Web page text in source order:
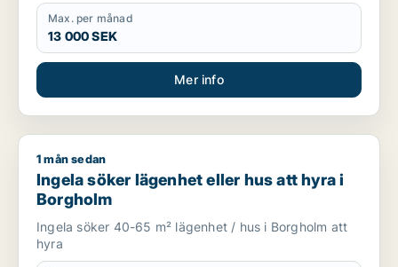
Max. per månad
13 000 SEK
Mer info
Ingela söker lägenhet eller hus att hyra i Borgholm
1 mån sedan
Ingela söker lägenhet eller hus att hyra i
Borgholm
Ingela söker 40-65 m² lägenhet / hus i Borgholm att
hyra